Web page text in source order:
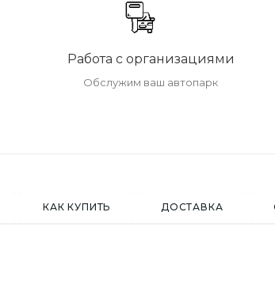
Работа с организациями
Обслужим ваш автопарк
КАК КУПИТЬ ДОСТАВКА